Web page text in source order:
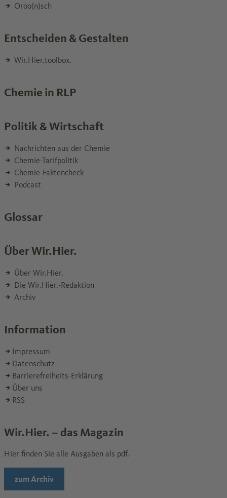
Oroo(n)sch
Entscheiden & Gestalten
Wir.Hier.toolbox.
Chemie in RLP
Politik & Wirtschaft
Nachrichten aus der Chemie
Chemie-Tarifpolitik
Chemie-Faktencheck
Podcast
Glossar
Über Wir.Hier.
Über Wir.Hier.
Die Wir.Hier.-Redaktion
Archiv
Information
Impressum
Datenschutz
Barrierefreiheits-Erklärung
Über uns
RSS
Wir.Hier. – das Magazin
Hier finden Sie alle Ausgaben als pdf.
Wechseln zur Seite
zum Archiv